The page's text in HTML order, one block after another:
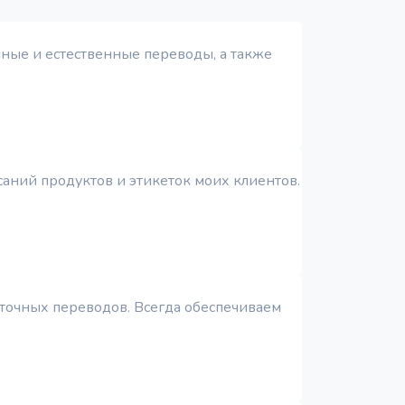
и естественные переводы, а также
продуктов и этикеток моих клиентов.
переводов. Всегда обеспечиваем